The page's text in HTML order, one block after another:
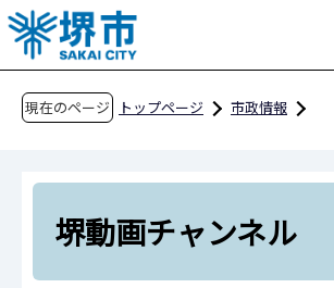
こ
の
ペ
現在のページ トップページ
市政情報
堺動画チャンネル
堺動画チャンネル